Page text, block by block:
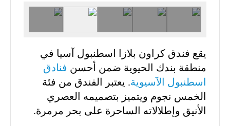
يقع فندق كراون بلازا اسطنبول آسيا في
منطقة بندك الحيوية ضمن أحسن فنادق
اسطنبول الآسيوية. يعتبر الفندق من فئة
الخمس نجوم ويتميز بتصميمه العصري
الأنيق وإطلالاته الساحرة على بحر مرمرة.